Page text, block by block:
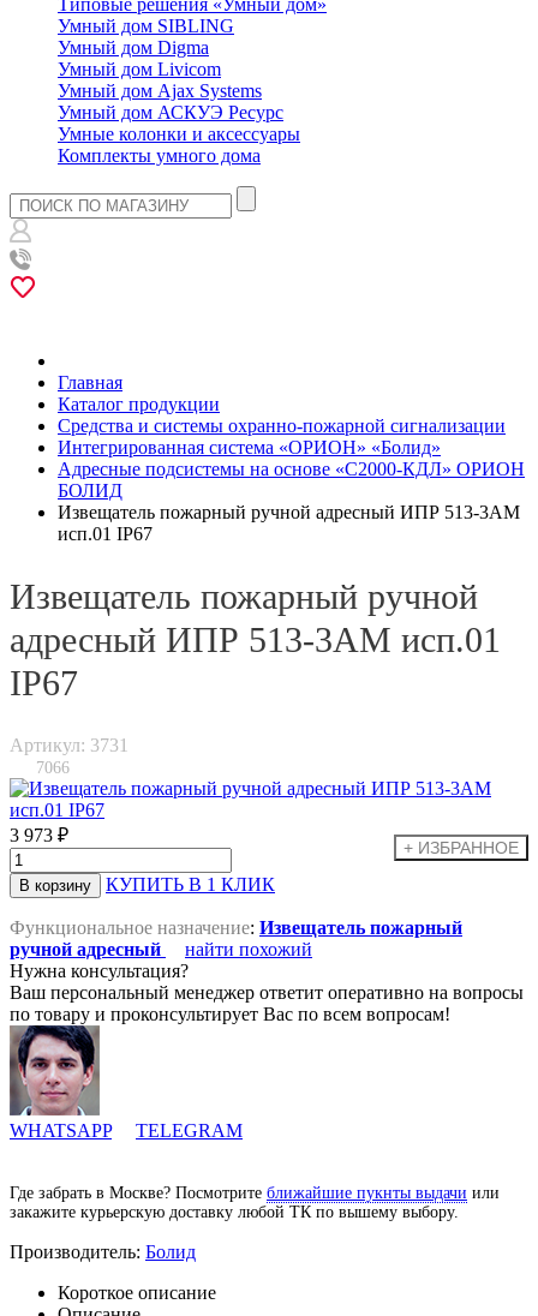
Типовые решения «Умный дом»
Умный дом SIBLING
Умный дом Digma
Умный дом Livicom
Умный дом Ajax Systems
Умный дом АСКУЭ Ресурс
Умные колонки и аксессуары
Комплекты умного дома
Главная
Каталог продукции
Средства и системы охранно-пожарной сигнализации
Интегрированная система «ОРИОН» «Болид»
Адресные подсистемы на основе «С2000-КДЛ» ОРИОН
БОЛИД
Извещатель пожарный ручной адресный ИПР 513-3АМ
исп.01 IP67
Извещатель пожарный ручной
адресный ИПР 513-3АМ исп.01
IP67
Артикул: 3731
7066
3 973 ₽
КУПИТЬ В 1 КЛИК
Функциональное назначение: Извещатель пожарный
ручной адресный
найти похожий
Нужна консультация?
Ваш персональный менеджер ответит оперативно на вопросы
по товару и проконсультирует Вас по всем вопросам!
WHATSAPP TELEGRAM
Где забрать в Москве? Посмотрите ближайшие пукнты выдачи или
закажите курьерскую доставку любой ТК по вышему выбору.
Производитель: Болид
Короткое описание